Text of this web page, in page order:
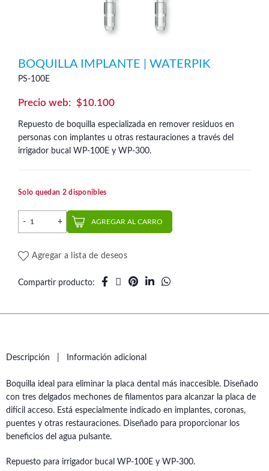
BOQUILLA IMPLANTE | WATERPIK
PS-100E
$10.100
Repuesto de boquilla especializada en remover residuos en
personas con implantes u otras restauraciones a través del
irrigador bucal WP-100E y WP-300.
Solo quedan 2 disponibles
Boquilla Implante | Waterpik cantidad
AGREGAR AL CARRO
Agregar a lista de deseos
Compartir producto
Descripción Información adicional
Boquilla ideal para eliminar la placa dental más inaccesible. Diseñado
con tres delgados mechones de filamentos para alcanzar la placa de
difícil acceso. Está especialmente indicado en implantes, coronas,
puentes y otras restauraciones. Diseñado para proporcionar los
beneficios del agua pulsante.
Repuesto para irrigador bucal WP-100E y WP-300.